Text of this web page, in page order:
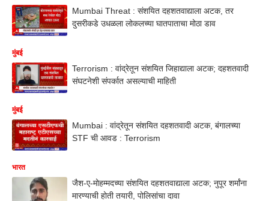
Mumbai Threat : संशयित दहशतवाद्याला अटक, तर
दुसरीकडे उधळला लोकलच्या घातपाताचा मोठा डाव
मुंबई
Terrorism : वांद्रेतून संशयित जिहाद्याला अटक; दहशतवादी
संघटनेशी संपर्कात असल्याची माहिती
मुंबई
Mumbai : वांद्रेतून संशयित दहशतवादी अटक, बंगालच्या
STF ची आवड : Terrorism
भारत
जैश-ए-मोहम्मदच्या संशयित दहशतवाद्याला अटक; नुपूर शर्मांना
मारण्याची होती तयारी, पोलिसांचा दावा